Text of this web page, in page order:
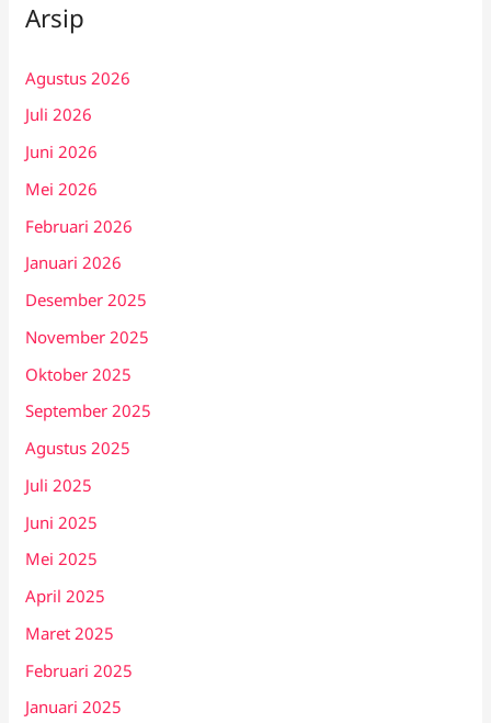
Arsip
Agustus 2026
Juli 2026
Juni 2026
Mei 2026
Februari 2026
Januari 2026
Desember 2025
November 2025
Oktober 2025
September 2025
Agustus 2025
Juli 2025
Juni 2025
Mei 2025
April 2025
Maret 2025
Februari 2025
Januari 2025